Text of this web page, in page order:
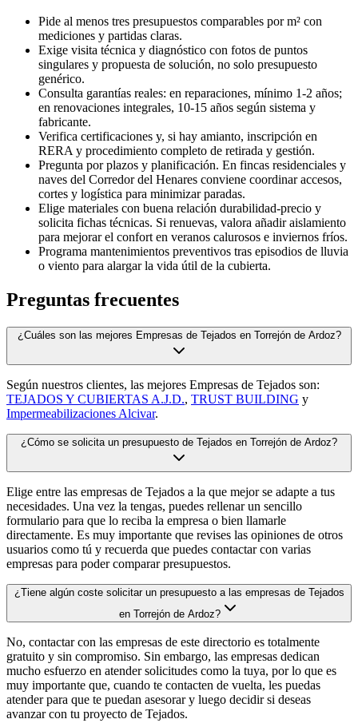
Pide al menos tres presupuestos comparables por m² con
mediciones y partidas claras.
Exige visita técnica y diagnóstico con fotos de puntos
singulares y propuesta de solución, no solo presupuesto
genérico.
Consulta garantías reales: en reparaciones, mínimo 1-2 años;
en renovaciones integrales, 10-15 años según sistema y
fabricante.
Verifica certificaciones y, si hay amianto, inscripción en
RERA y procedimiento completo de retirada y gestión.
Pregunta por plazos y planificación. En fincas residenciales y
naves del Corredor del Henares conviene coordinar accesos,
cortes y logística para minimizar paradas.
Elige materiales con buena relación durabilidad-precio y
solicita fichas técnicas. Si renuevas, valora añadir aislamiento
para mejorar el confort en veranos calurosos e inviernos fríos.
Programa mantenimientos preventivos tras episodios de lluvia
o viento para alargar la vida útil de la cubierta.
Preguntas frecuentes
¿Cuáles son las mejores Empresas de Tejados en Torrejón de Ardoz?
Según nuestros clientes, las mejores Empresas de Tejados son:
TEJADOS Y CUBIERTAS A.J.D., TRUST BUILDING y
Impermeabilizaciones Alcivar.
¿Cómo se solicita un presupuesto de Tejados en Torrejón de Ardoz?
Elige entre las empresas de Tejados a la que mejor se adapte a tus
necesidades. Una vez la tengas, puedes rellenar un sencillo
formulario para que lo reciba la empresa o bien llamarle
directamente. Es muy importante que revises las opiniones de otros
usuarios como tú y recuerda que puedes contactar con varias
empresas para poder comparar presupuestos.
¿Tiene algún coste solicitar un presupuesto a las empresas de Tejados
en Torrejón de Ardoz?
No, contactar con las empresas de este directorio es totalmente
gratuito y sin compromiso. Sin embargo, las empresas dedican
mucho esfuerzo en atender solicitudes como la tuya, por lo que es
muy importante que, cuando te contacten de vuelta, les puedas
atender para que te puedan asesorar y luego decidir si deseas
avanzar con tu proyecto de Tejados.